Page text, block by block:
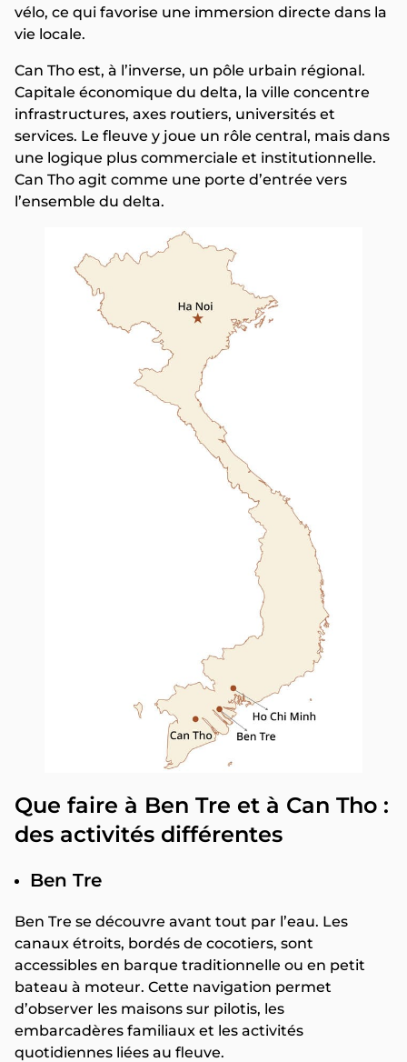
vélo, ce qui favorise une immersion directe dans la
vie locale.
Can Tho est, à l’inverse, un pôle urbain régional.
Capitale économique du delta, la ville concentre
infrastructures, axes routiers, universités et
services. Le fleuve y joue un rôle central, mais dans
une logique plus commerciale et institutionnelle.
Can Tho agit comme une porte d’entrée vers
l’ensemble du delta.
Que faire à Ben Tre et à Can Tho :
des activités différentes
Ben Tre
Ben Tre se découvre avant tout par l’eau. Les
canaux étroits, bordés de cocotiers, sont
accessibles en barque traditionnelle ou en petit
bateau à moteur. Cette navigation permet
d’observer les maisons sur pilotis, les
embarcadères familiaux et les activités
quotidiennes liées au fleuve.